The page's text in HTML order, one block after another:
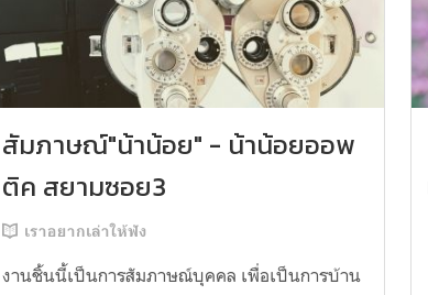
สัมภาษณ์"น้าน้อย" - น้าน้อยออพ
ติค สยามซอย3
เราอยากเล่าให้ฟัง
งานชิ้นนี้เป็นการสัมภาษณ์บุคคล เพื่อเป็นการบ้าน